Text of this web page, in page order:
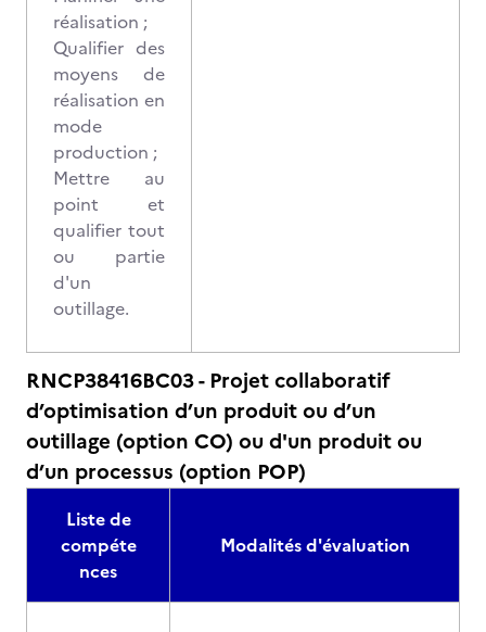
réalisation ;
Qualifier des
moyens de
réalisation en
mode
production ;
Mettre au
point et
qualifier tout
ou partie
d'un
outillage.
RNCP38416BC03 - Projet collaboratif
d’optimisation d’un produit ou d’un
outillage (option CO) ou d'un produit ou
d’un processus (option POP)
Liste de
compéte
nces
Modalités d'évaluation